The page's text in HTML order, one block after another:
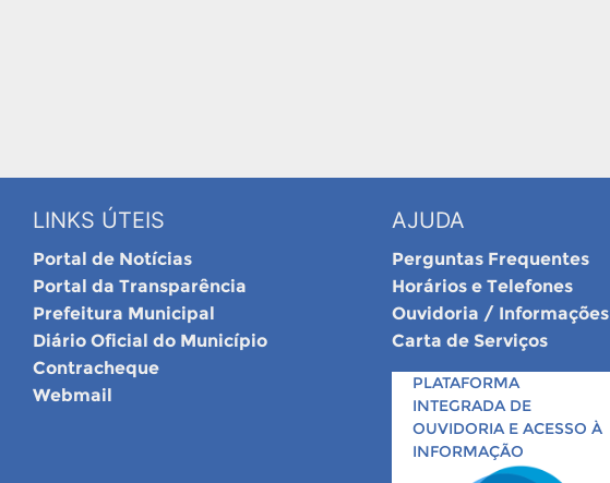
LINKS ÚTEIS
Portal de Notícias
Portal da Transparência
Prefeitura Municipal
Diário Oficial do Município
Contracheque
Webmail
AJUDA
Perguntas Frequentes
Horários e Telefones
Ouvidoria / Informações
Carta de Serviços
PLATAFORMA
INTEGRADA DE
OUVIDORIA E ACESSO À
INFORMAÇÃO